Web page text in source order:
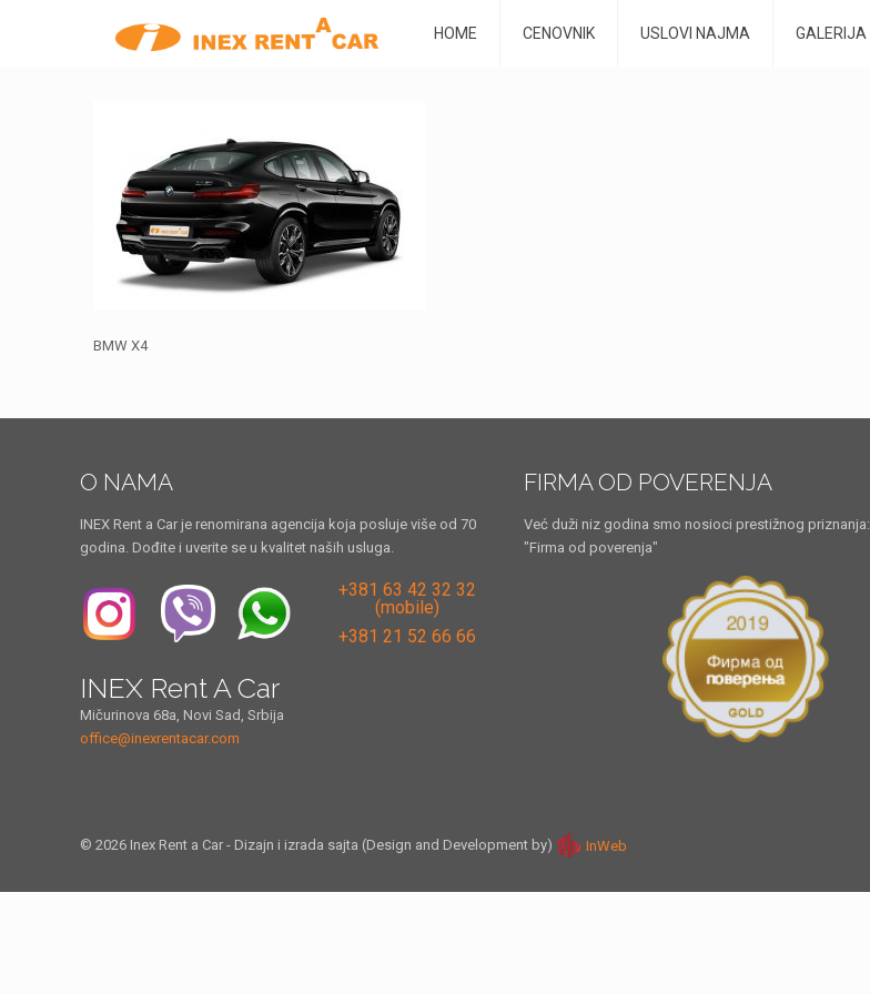
HOME CENOVNIK USLOVI NAJMA GALERIJA
BMW X4
O NAMA
INEX Rent a Car je renomirana agencija koja posluje više od 70
godina. Dođite i uverite se u kvalitet naših usluga.
+381 63 42 32 32
(mobile)
+381 21 52 66 66
INEX Rent A Car
Mičurinova 68a, Novi Sad, Srbija
office@inexrentacar.com
FIRMA OD POVERENJA
Već duži niz godina smo nosioci prestižnog priznanja:
"Firma od poverenja"
© 2026 Inex Rent a Car - Dizajn i izrada sajta (Design and Development by) InWeb